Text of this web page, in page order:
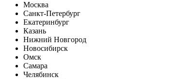
Москва
Санкт-Петербург
Екатеринбург
Казань
Нижний Новгород
Новосибирск
Омск
Самара
Челябинск